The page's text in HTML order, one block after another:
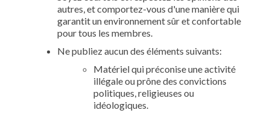
autres, et comportez-vous d'une manière qui
garantit un environnement sûr et confortable
pour tous les membres.
Ne publiez aucun des éléments suivants:
Matériel qui préconise une activité
illégale ou prône des convictions
politiques, religieuses ou
idéologiques.